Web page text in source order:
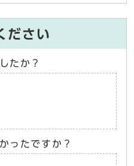
ださい
たか？
ったですか？